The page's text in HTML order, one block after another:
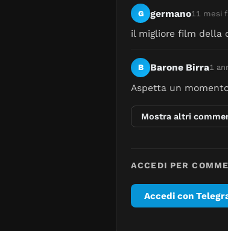
G germano11 mesi
il migliore film della
B Barone Birra1
Aspetta un
Mostra altri
ACCEDI PER
Accedi con